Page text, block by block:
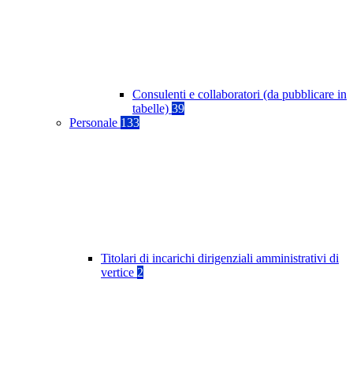
Consulenti e collaboratori (da pubblicare in
tabelle) 39
Personale 133
Titolari di incarichi dirigenziali amministrativi di
vertice 2